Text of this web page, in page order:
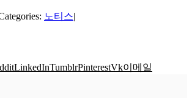
노티스|
LinkedInTumblrPinterestVk이메일